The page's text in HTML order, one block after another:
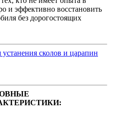
и эффективно восстановить
без дорогостоящих
устанения сколов и царапин